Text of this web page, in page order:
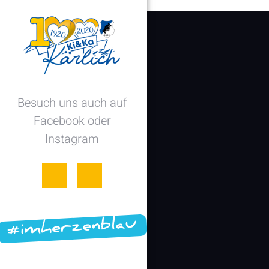
Besuch uns auch auf
Facebook oder
Instagram
#imherzenblau